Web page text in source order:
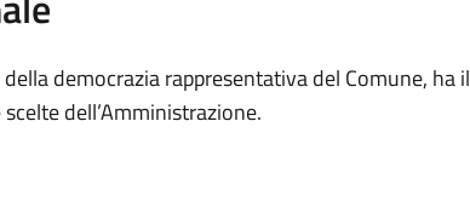
democrazia rappresentativa del Comune, ha il
dell’Amministrazione.